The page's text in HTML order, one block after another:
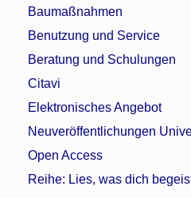
Baumaßnahmen
Benutzung und Service
Beratung und Schulungen
Citavi
Elektronisches Angebot
Neuveröffentlichungen
Open Access
Reihe: Lies, was dich